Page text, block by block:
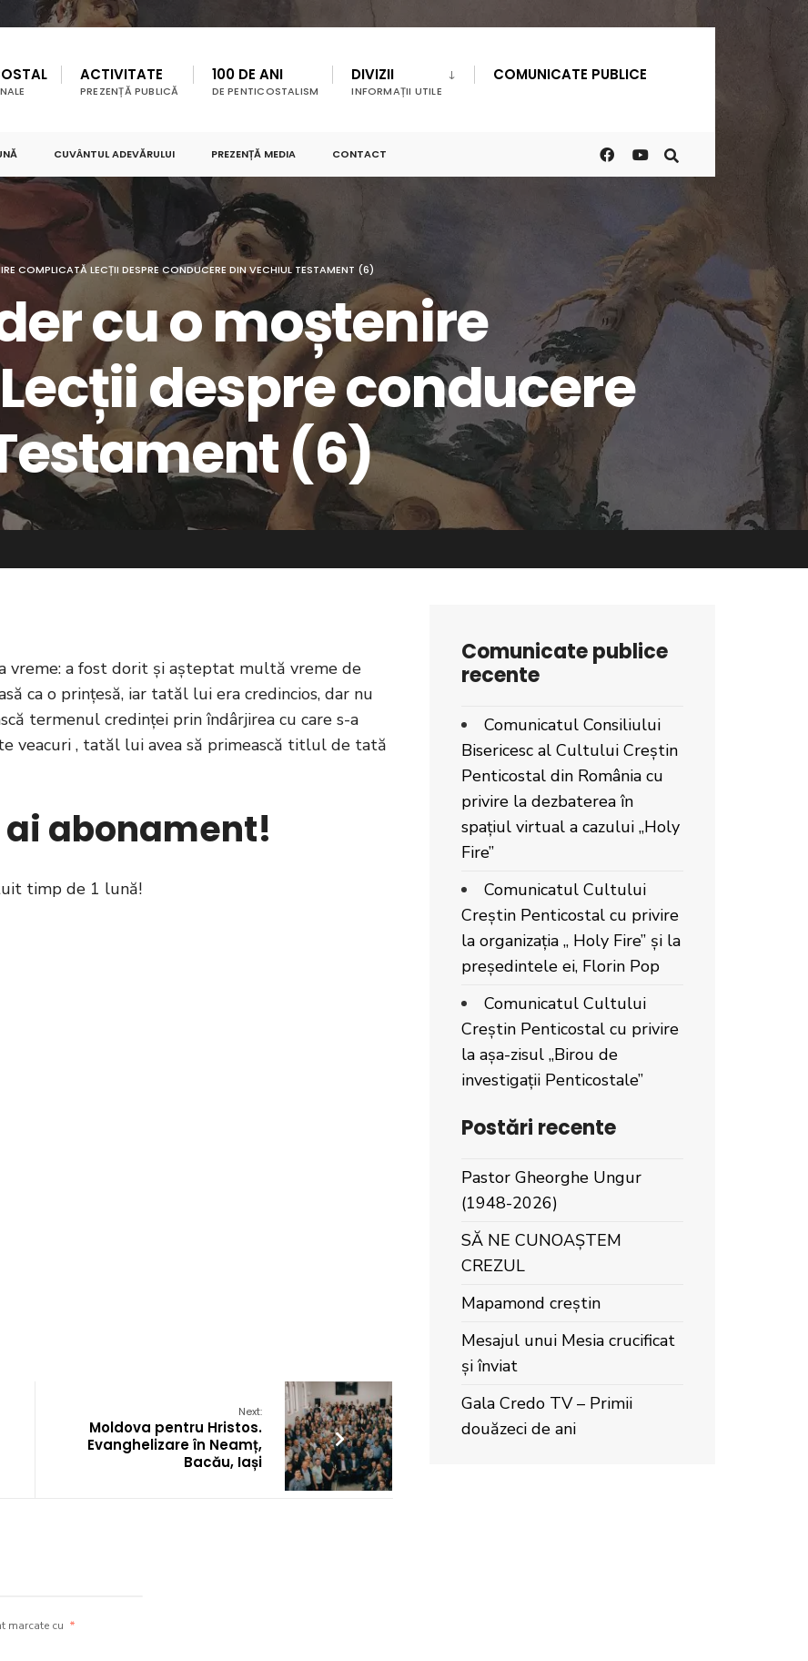
ACTIVITATE
PREZENȚĂ PUBLICĂ
100 DE ANI
DE PENTICOSTALISM
DIVIZII
INFORMAȚII UTILE
COMUNICATE PUBLICE
CUVÂNTUL ADEVĂRULUI PREZENȚĂ MEDIA CONTACT
COMPLICATĂ LECȚII DESPRE CONDUCERE DIN VECHIUL TESTAMENT (6)
cu o moștenire
despre conducere
(6)
vreme: a fost dorit și așteptat multă vreme de
ca o prințesă, iar tatăl lui era credincios, dar nu
termenul credinței prin îndârjirea cu care s-a
veacuri , tatăl lui avea să primească titlul de tată
abonament!
timp de 1 lună!
Next:
Moldova pentru Hristos.
Evanghelizare în Neamț,
Bacău, Iași
marcate cu *
Comunicate publice
recente
Comunicatul Consiliului
Bisericesc al Cultului Creștin
Penticostal din România cu
privire la dezbaterea în
spațiul virtual a cazului „Holy
Fire”
Comunicatul Cultului
Creștin Penticostal cu privire
la organizația „ Holy Fire” și la
președintele ei, Florin Pop
Comunicatul Cultului
Creștin Penticostal cu privire
la așa-zisul „Birou de
investigații Penticostale”
Postări recente
Pastor Gheorghe Ungur
(1948-2026)
SĂ NE CUNOAȘTEM
CREZUL
Mapamond creștin
Mesajul unui Mesia crucificat
și înviat
Gala Credo TV – Primii
douăzeci de ani